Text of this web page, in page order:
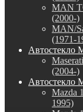
MAN
(2000-)
MAN/
(1971-
Автостекло
(2004-)
Автостекло
Mazda
1995)